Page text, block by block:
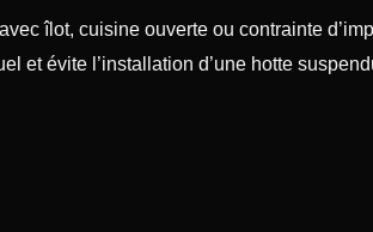
îlot, cuisine ouverte ou contrainte
et évite l’installation d’une hotte